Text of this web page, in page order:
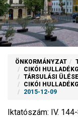
ÖNKORMÁNYZAT
CIKÓI
TÁRSULÁSI
CIKÓI
2015-12-09
Iktatószám: IV.